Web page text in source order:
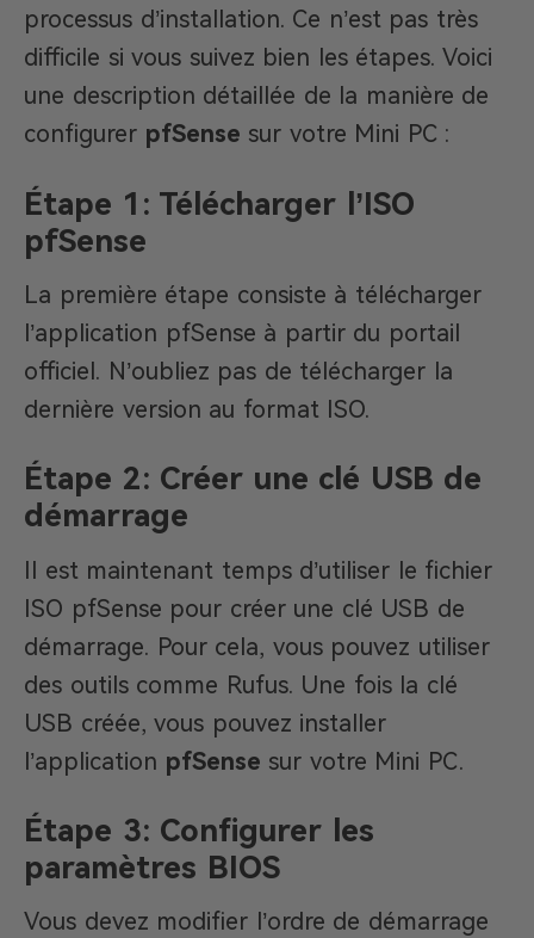
processus d’installation. Ce n’est pas très
difficile si vous suivez bien les étapes. Voici
une description détaillée de la manière de
configurer pfSense sur votre Mini PC :
Étape 1: Télécharger l’ISO
pfSense
La première étape consiste à télécharger
l’application pfSense à partir du portail
officiel. N’oubliez pas de télécharger la
dernière version au format ISO.
Étape 2: Créer une clé USB de
démarrage
Il est maintenant temps d’utiliser le fichier
ISO pfSense pour créer une clé USB de
démarrage. Pour cela, vous pouvez utiliser
des outils comme Rufus. Une fois la clé
USB créée, vous pouvez installer
l’application pfSense sur votre Mini PC.
Étape 3: Configurer les
paramètres BIOS
Vous devez modifier l’ordre de démarrage